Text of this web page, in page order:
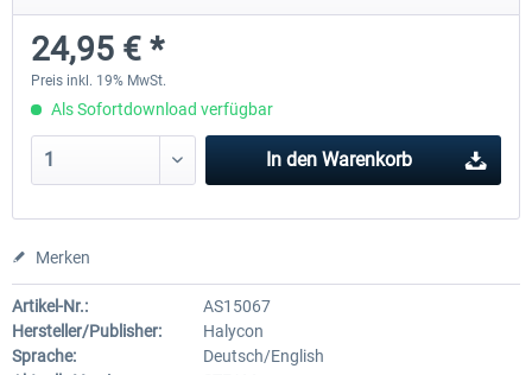
29,99 € *
24,95 € *
Preis inkl. 19% MwSt.
Als Sofortdownload verfügbar
In den Warenkorb
Merken
Artikel-Nr.:
AS15067
Hersteller/Publisher:
Halycon
Sprache:
Deutsch/English